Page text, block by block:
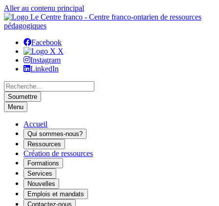
Aller au contenu principal
Facebook
X
Instagram
LinkedIn
Recherche
Menu
Accueil
Qui sommes-nous?
Ressources
Création de ressources
Formations
Services
Nouvelles
Emplois et mandats
Contactez-nous